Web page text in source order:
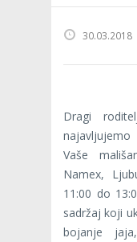
30.03.2018
Dragi
Vaše
Namex,
11:00 do
sadržaj koji
bojanje